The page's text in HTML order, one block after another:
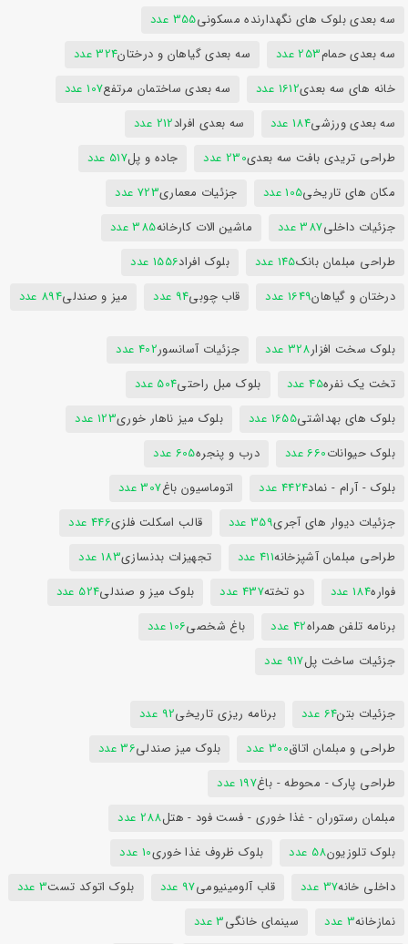
سه بعدی بلوک های نگهدارنده مسکونی355 عدد
سه بعدی حمام253 عدد سه بعدی گیاهان و درختان324 عدد
خانه های سه بعدی1612 عدد سه بعدی ساختمان مرتفع107 عدد
سه بعدی ورزشی184 عدد سه بعدی افراد212 عدد
طراحی تریدی بافت سه بعدی230 عدد جاده و پل517 عدد
مکان های تاریخی105 عدد جزئیات معماری723 عدد
جزئیات داخلی387 عدد ماشین الات کارخانه385 عدد
طراحی مبلمان بانک145 عدد بلوک افراد1556 عدد
درختان و گیاهان1649 عدد قاب چوبی94 عدد میز و صندلی894 عدد
بلوک سخت افزار328 عدد جزئیات آسانسور402 عدد
تخت یک نفره45 عدد بلوک مبل راحتی504 عدد
بلوک های بهداشتی1655 عدد بلوک میز ناهار خوری123 عدد
بلوک حیوانات660 عدد درب و پنجره605 عدد
بلوک - آرام - نماد4424 عدد اتوماسیون باغ307 عدد
جزئیات دیوار های آجری359 عدد قالب اسکلت فلزی446 عدد
طراحی مبلمان آشپزخانه411 عدد تجهیزات بدنسازی183 عدد
فواره184 عدد دو تخته437 عدد بلوک میز و صندلی524 عدد
برنامه تلفن همراه42 عدد باغ شخصی106 عدد
جزئیات ساخت پل917 عدد
جزئیات بتن64 عدد برنامه ریزی تاریخی92 عدد
طراحی و مبلمان اتاق300 عدد بلوک میز صندلی36 عدد
طراحی پارک - محوطه - باغ197 عدد
مبلمان رستوران - غذا خوری - فست فود - هتل288 عدد
بلوک تلوزیون58 عدد بلوک ظروف غذا خوری10 عدد
داخلی خانه37 عدد قاب آلومینیومی97 عدد بلوک اتوکد تست3 عدد
نمازخانه3 عدد سینمای خانگی3 عدد